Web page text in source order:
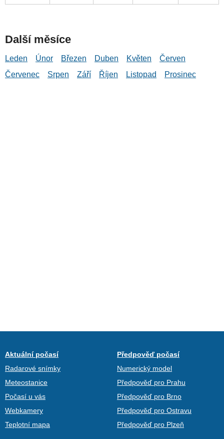
Další měsíce
Leden Únor Březen Duben Květen
Červen
Červenec
Srpen Září Říjen Listopad Prosinec
Aktuální počasí
Radarové snímky
Meteostanice
Počasí u vás
Webkamery
Teplotní mapa
Předpověď počasí
Numerický model
Předpověď pro Prahu
Předpověď pro Brno
Předpověď pro Ostravu
Předpověď pro Plzeň